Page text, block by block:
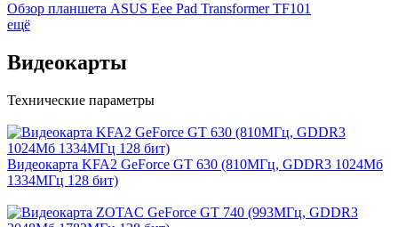
Обзор планшета ASUS Eee Pad Transformer TF101
ещё
Видеокарты
Технические параметры
Видеокарта KFA2 GeForce GT 630 (810МГц, GDDR3 1024Мб
1334МГц 128 бит)